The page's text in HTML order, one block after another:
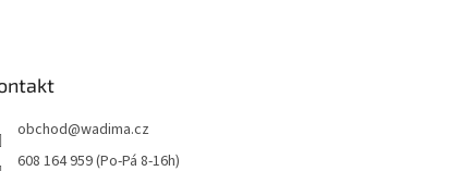
obchod@wadima.cz
608 164 959 (Po-Pá 8-16h)